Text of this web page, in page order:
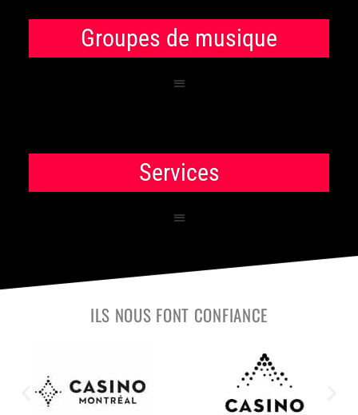
Groupes de musique
Services
ILS NOUS FONT CONFIANCE